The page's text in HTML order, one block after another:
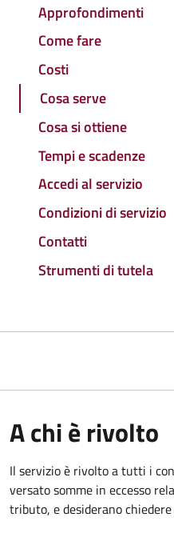
Approfondimenti
Come fare
Costi
Cosa serve
Cosa si ottiene
Tempi e scadenze
Accedi al servizio
Condizioni di servizio
Contatti
Strumenti di tutela
A chi è rivolto
Il servizio è rivolto a tutti i
versato somme in eccesso
tributo, e desiderano